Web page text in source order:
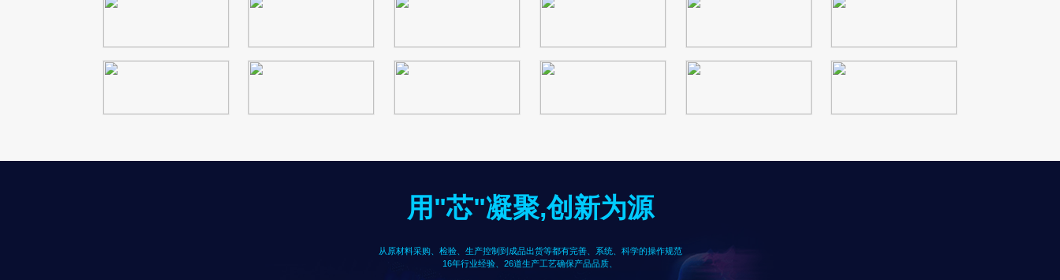
用"芯"凝聚,创新为源
从原材料采购、检验、生产控制到成品出货等都有完善、系统、科学的操作规范
16年行业经验、26道生产工艺确保产品品质、